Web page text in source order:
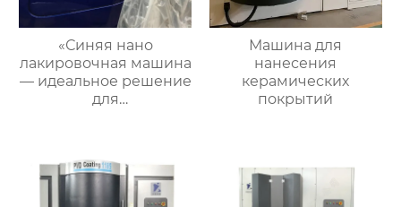
«Синяя нано
лакировочная машина
— идеальное решение
для
Машина для
нанесения
керамических
покрытий